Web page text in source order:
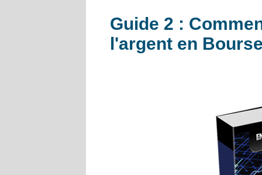
Guide 2 :
l'argent en